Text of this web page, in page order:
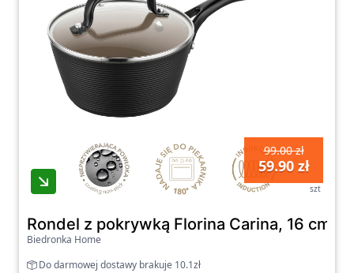
99.00 zł
59.90 zł
szt
Rondel z pokrywką Florina Carina, 16 cm,
Biedronka Home
Do darmowej dostawy brakuje 10.1zł